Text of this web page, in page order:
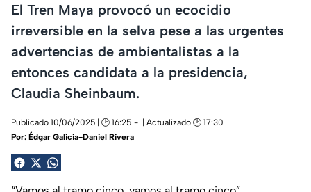
El Tren Maya provocó un ecocidio
irreversible en la selva pese a las urgentes
advertencias de ambientalistas a la
entonces candidata a la presidencia,
Claudia Sheinbaum.
Publicado 10/06/2025 | 🕑 16:25
| Actualizado 🕑 17:30
Por: Édgar Galicia-Daniel Rivera